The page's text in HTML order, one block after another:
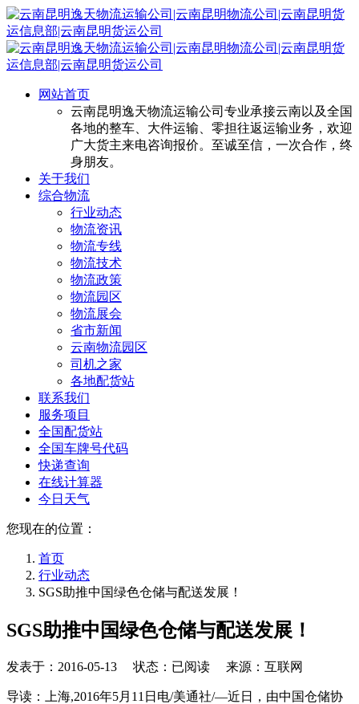
网站首页
云南昆明逸天物流运输公司专业承接云南以及全国
各地的整车、大件运输、零担往返运输业务，欢迎
广大货主来电咨询报价。至诚至信，一次合作，终
身朋友。
关于我们
综合物流
行业动态
物流资讯
物流专线
物流技术
物流政策
物流园区
物流展会
省市新闻
云南物流园区
司机之家
各地配货站
联系我们
服务项目
全国配货站
全国车牌号代码
快递查询
在线计算器
今日天气
您现在的位置：
首页
行业动态
SGS助推中国绿色仓储与配送发展！
SGS助推中国绿色仓储与配送发展！
发表于： 2016-05-13 状态：已阅读 来源：互联网
导读：上海,2016年5月11日电/美通社/—近日，由中国仓储协